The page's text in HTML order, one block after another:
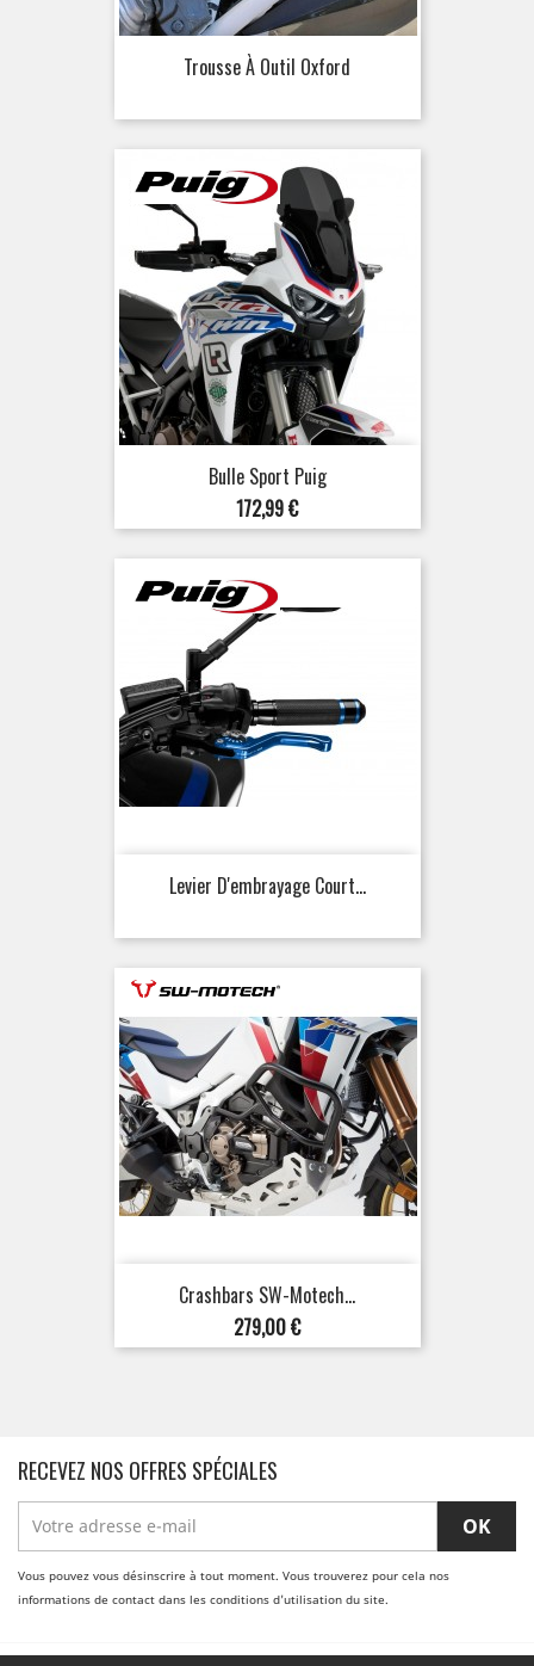
Trousse À Outil Oxford
Bulle Sport Puig
Prix
172,99 €
Levier D'embrayage Court...
Crashbars SW-Motech...
Prix
279,00 €
RECEVEZ NOS OFFRES SPÉCIALES
Vous pouvez vous désinscrire à tout moment. Vous trouverez pour cela nos
informations de contact dans les conditions d'utilisation du site.